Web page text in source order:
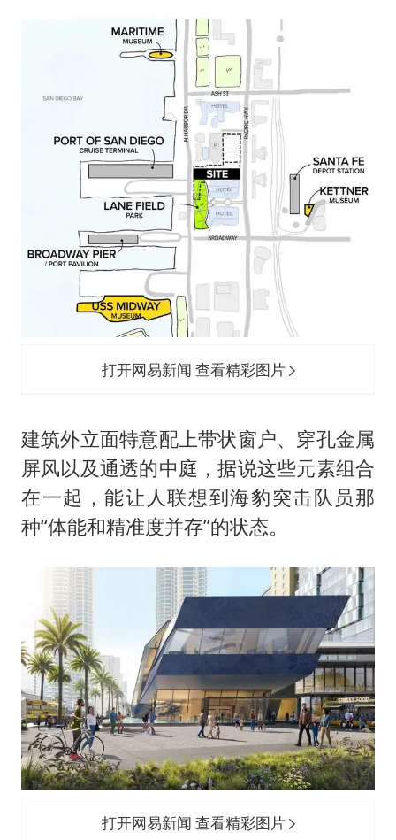
打开网易新闻 查看精彩图片
建筑外立面特意配上带状窗户、穿孔金属
屏风以及通透的中庭，据说这些元素组合
在一起，能让人联想到海豹突击队员那
种“体能和精准度并存”的状态。
打开网易新闻 查看精彩图片